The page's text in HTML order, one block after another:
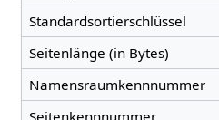
Standardsortierschlüssel
Seitenlänge (in Bytes)
Namensraumkennnummer